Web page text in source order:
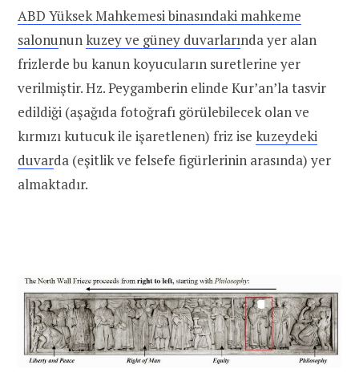
ABD Yüksek Mahkemesi binasındaki mahkeme
salonunun kuzey ve güney duvarlarında yer alan
frizlerde bu kanun koyucuların suretlerine yer
verilmiştir. Hz. Peygamberin elinde Kur’an’la tasvir
edildiği (aşağıda fotoğrafı görülebilecek olan ve
kırmızı kutucuk ile işaretlenen) friz ise kuzeydeki
duvarda (eşitlik ve felsefe figürlerinin arasında) yer
almaktadır.